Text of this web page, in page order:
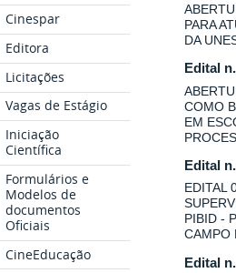
Cinespar
Editora
Licitações
Vagas de Estágio
Iniciação
Científica
Formulários e
Modelos de
documentos
Oficiais
CineEducação
PARA
DA
Edital
COMO
EM
Edital
EDITAL
PIBID -
CAMPO
Edital